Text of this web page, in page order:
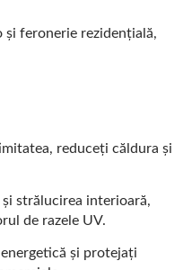
feronerie rezidențială,
reduceți căldura și
și strălucirea interioară,
de razele UV.
și protejați